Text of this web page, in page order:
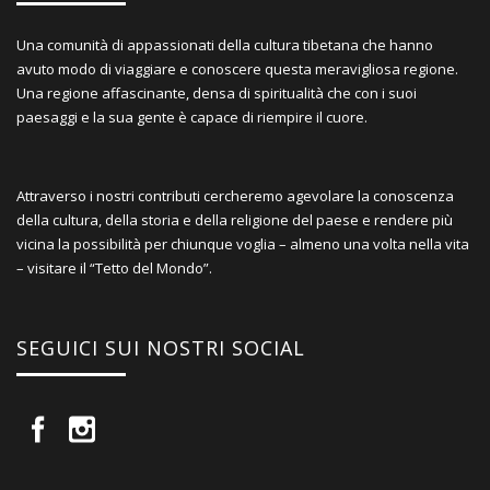
Una comunità di appassionati della cultura tibetana che hanno
avuto modo di viaggiare e conoscere questa meravigliosa regione.
Una regione affascinante, densa di spiritualità che con i suoi
paesaggi e la sua gente è capace di riempire il cuore.
Attraverso i nostri contributi cercheremo agevolare la conoscenza
della cultura, della storia e della religione del paese e rendere più
vicina la possibilità per chiunque voglia – almeno una volta nella vita
– visitare il “Tetto del Mondo”.
SEGUICI SUI NOSTRI SOCIAL